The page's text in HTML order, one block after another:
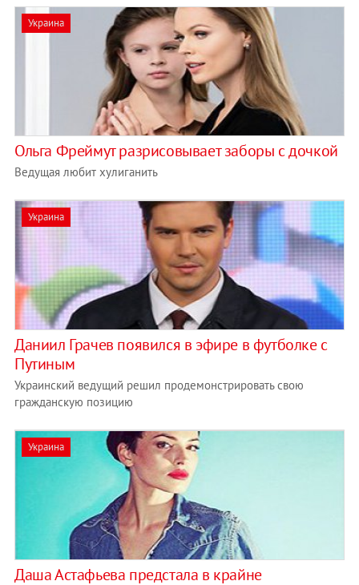
Украина
Ольга Фреймут разрисовывает заборы с дочкой
Ведущая любит хулиганить
Украина
Даниил Грачев появился в эфире в футболке с
Путиным
Украинский ведущий решил продемонстрировать свою
гражданскую позицию
Украина
Даша Астафьева предстала в крайне